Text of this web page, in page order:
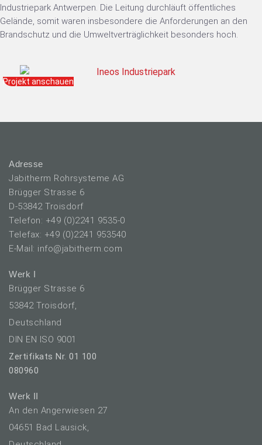
Industriepark Antwerpen. Die Leitung durchläuft öffentliches
Gelände, somit waren insbesondere die Anforderungen an den
Brandschutz und die Umweltverträglichkeit besonders hoch.
Projekt anschauen
Adresse
Jabitherm Rohrsysteme AG
Brügger Strasse 6
D-53842 Troisdorf
Telefon: +49 (0)2241 9535-0
Telefax: +49 (0)2241 953540
E-Mail: info@jabitherm.com
Werk I
Brügger Strasse 6
53842 Troisdorf,
Deutschland
DIN EN ISO 9001
Zertifikats Nr. 01 100
080960
Werk II
An den Angerwiesen 27
04651 Bad Lausick,